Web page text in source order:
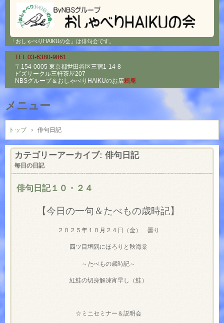
「おしゃべりHAIKUの会」は俳句会です。
TEL.03-6380-9861
〒154-0005 東京都世田谷区三宿1-14-8
ビズサークル三軒茶屋207
NBSグループ＆ おしゃべりHAIKUのお店鶫庵
メニュー
コ
ン
テ
ン
へ
トップ › 俳句日記
カテゴリーアーカイブ: 俳句日記
毎日の日記
俳句日記１０・２４
【今日の一句＆たべもの歳時記】
２０２５年１０月２４日（金） 曇り
四ツ目垣隅にほろりと秋海棠
～たべもの歳時記～
紅鮭の切身解凍宵早し（鮭）
☆ミニセミナー＆説明会